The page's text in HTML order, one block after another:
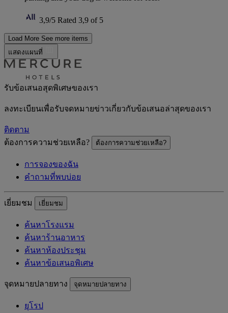
3,9/5 Rated 3,9 of 5
Load More See more items
แสดงแผนที่
รับข้อเสนอสุดพิเศษของเรา
ลงทะเบียนเพื่อรับจดหมายข่าวเกี่ยวกับข้อเสนอล่าสุดของเรา
ติดตาม
ต้องการความช่วยเหลือ?
ต้องการความช่วยเหลือ?
การจองของฉัน
คำถามที่พบบ่อย
เยี่ยมชม เยี่ยมชม
ค้นหาโรงแรม
ค้นหาร้านอาหาร
ค้นหาห้องประชุม
ค้นหาข้อเสนอพิเศษ
จุดหมายปลายทาง จุดหมายปลายทาง
ยุโรป